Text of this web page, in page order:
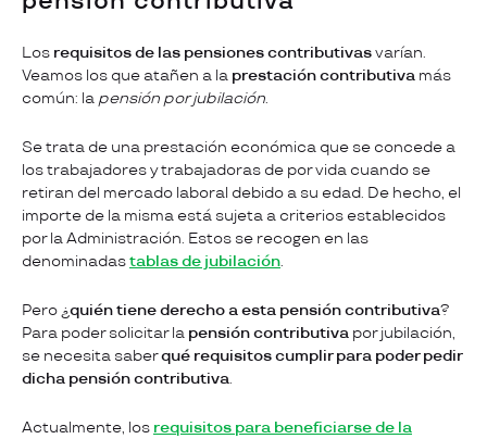
Los requisitos de las pensiones contributivasvarían.
Veamos los que atañen a la prestación contributiva más
común: la pensión por jubilación.
Se trata de una prestación económica que se concede a
los trabajadores y trabajadoras de por vida cuando se
retiran del mercado laboral debido a su edad. De hecho, el
importe de la misma está sujeta a criterios establecidos
por la Administración. Estos se recogen en las
denominadastablas de jubilación.
Pero ¿quién tiene derecho a esta pensión contributiva?
Para poder solicitar la pensión contributiva por jubilación,
se necesita saberqué requisitos cumplir para poder pedir
dicha pensión contributiva.
Actualmente, los requisitos para beneficiarse de la